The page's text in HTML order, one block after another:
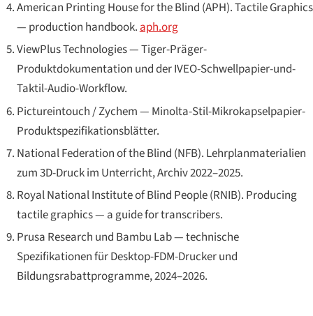
American Printing House for the Blind (APH).Tactile Graphics
— production handbook.aph.org
ViewPlus Technologies — Tiger-Präger-
Produktdokumentation und der IVEO-Schwellpapier-und-
Taktil-Audio-Workflow.
Pictureintouch / Zychem — Minolta-Stil-Mikrokapselpapier-
Produktspezifikationsblätter.
National Federation of the Blind (NFB). Lehrplanmaterialien
zum 3D-Druck im Unterricht, Archiv 2022–2025.
Royal National Institute of Blind People (RNIB). Producing
tactile graphics — a guide for transcribers.
Prusa Research und Bambu Lab — technische
Spezifikationen für Desktop-FDM-Drucker und
Bildungsrabattprogramme, 2024–2026.